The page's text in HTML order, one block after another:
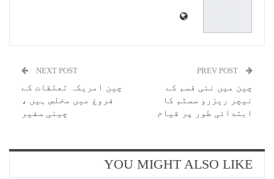
چین میں نئی قسم کے
نیچر ریزرو سسٹم کا
ابتدائی طور پر قیام
NEXT POST
چین امریکہ تعلقات کے
فروغ میں مخلص ہیں ،
چینی سفیر
YOU MIGHT ALSO LIKE